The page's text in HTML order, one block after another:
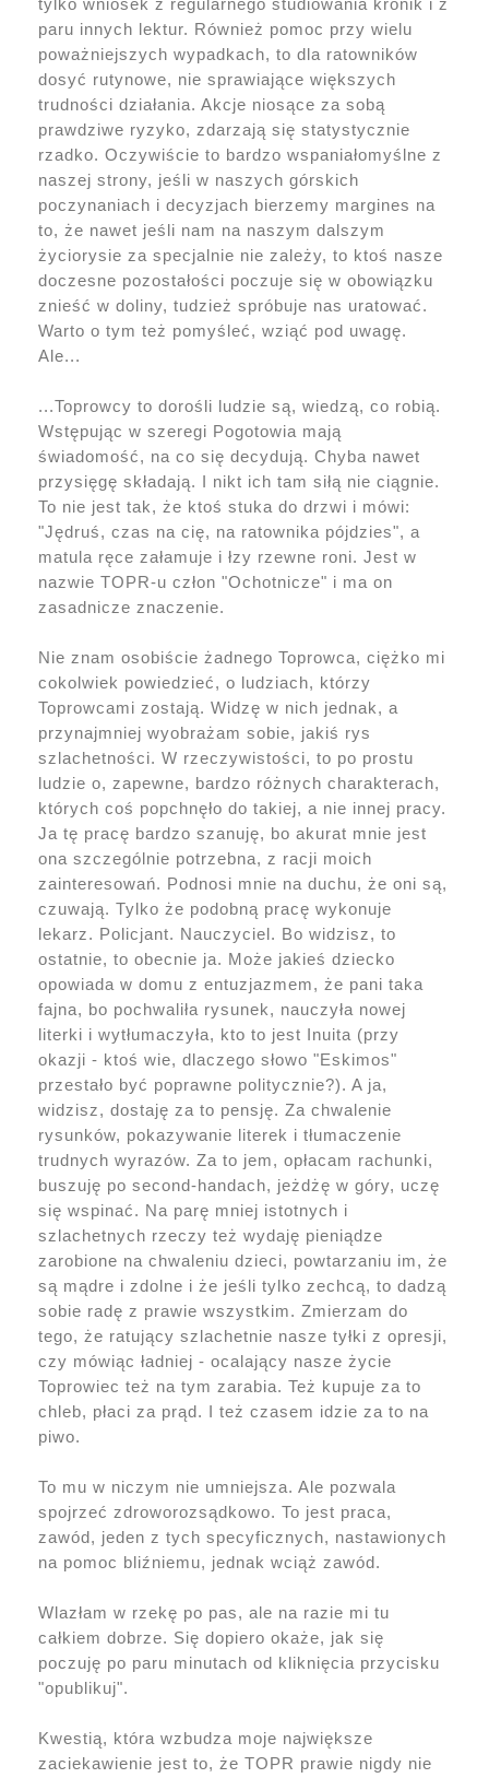
tylko wniosek z regularnego studiowania kronik i z
paru innych lektur. Również pomoc przy wielu
poważniejszych wypadkach, to dla ratowników
dosyć rutynowe, nie sprawiające większych
trudności działania. Akcje niosące za sobą
prawdziwe ryzyko, zdarzają się statystycznie
rzadko. Oczywiście to bardzo wspaniałomyślne z
naszej strony, jeśli w naszych górskich
poczynaniach i decyzjach bierzemy margines na
to, że nawet jeśli nam na naszym dalszym
życiorysie za specjalnie nie zależy, to ktoś nasze
doczesne pozostałości poczuje się w obowiązku
znieść w doliny, tudzież spróbuje nas uratować.
Warto o tym też pomyśleć, wziąć pod uwagę.
Ale...
...Toprowcy to dorośli ludzie są, wiedzą, co robią.
Wstępując w szeregi Pogotowia mają
świadomość, na co się decydują. Chyba nawet
przysięgę składają. I nikt ich tam siłą nie ciągnie.
To nie jest tak, że ktoś stuka do drzwi i mówi:
"Jędruś, czas na cię, na ratownika pójdzies", a
matula ręce załamuje i łzy rzewne roni. Jest w
nazwie TOPR-u człon "Ochotnicze" i ma on
zasadnicze znaczenie.
Nie znam osobiście żadnego Toprowca, ciężko mi
cokolwiek powiedzieć, o ludziach, którzy
Toprowcami zostają. Widzę w nich jednak, a
przynajmniej wyobrażam sobie, jakiś rys
szlachetności. W rzeczywistości, to po prostu
ludzie o, zapewne, bardzo różnych charakterach,
których coś popchnęło do takiej, a nie innej pracy.
Ja tę pracę bardzo szanuję, bo akurat mnie jest
ona szczególnie potrzebna, z racji moich
zainteresowań. Podnosi mnie na duchu, że oni są,
czuwają. Tylko że podobną pracę wykonuje
lekarz. Policjant. Nauczyciel. Bo widzisz, to
ostatnie, to obecnie ja. Może jakieś dziecko
opowiada w domu z entuzjazmem, że pani taka
fajna, bo pochwaliła rysunek, nauczyła nowej
literki i wytłumaczyła, kto to jest Inuita (przy
okazji - ktoś wie, dlaczego słowo "Eskimos"
przestało być poprawne politycznie?). A ja,
widzisz, dostaję za to pensję. Za chwalenie
rysunków, pokazywanie literek i tłumaczenie
trudnych wyrazów. Za to jem, opłacam rachunki,
buszuję po second-handach, jeżdżę w góry, uczę
się wspinać. Na parę mniej istotnych i
szlachetnych rzeczy też wydaję pieniądze
zarobione na chwaleniu dzieci, powtarzaniu im, że
są mądre i zdolne i że jeśli tylko zechcą, to dadzą
sobie radę z prawie wszystkim. Zmierzam do
tego, że ratujący szlachetnie nasze tyłki z opresji,
czy mówiąc ładniej - ocalający nasze życie
Toprowiec też na tym zarabia. Też kupuje za to
chleb, płaci za prąd. I też czasem idzie za to na
piwo.
To mu w niczym nie umniejsza. Ale pozwala
spojrzeć zdroworozsądkowo. To jest praca,
zawód, jeden z tych specyficznych, nastawionych
na pomoc bliźniemu, jednak wciąż zawód.
Wlazłam w rzekę po pas, ale na razie mi tu
całkiem dobrze. Się dopiero okaże, jak się
poczuję po paru minutach od kliknięcia przycisku
"opublikuj".
Kwestią, która wzbudza moje największe
zaciekawienie jest to, że TOPR prawie nigdy nie